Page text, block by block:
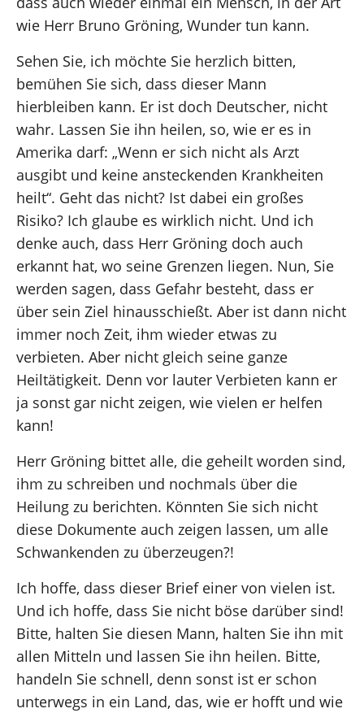
wie Herr Bruno Gröning, Wunder tun kann.
Sehen Sie, ich möchte Sie herzlich bitten,
bemühen Sie sich, dass dieser Mann
hierbleiben kann. Er ist doch Deutscher, nicht
wahr. Lassen Sie ihn heilen, so, wie er es in
Amerika darf: „Wenn er sich nicht als Arzt
ausgibt und keine ansteckenden Krankheiten
heilt“. Geht das nicht? Ist dabei ein großes
Risiko? Ich glaube es wirklich nicht. Und ich
denke auch, dass Herr Gröning doch auch
erkannt hat, wo seine Grenzen liegen. Nun, Sie
werden sagen, dass Gefahr besteht, dass er
über sein Ziel hinausschießt. Aber ist dann nicht
immer noch Zeit, ihm wieder etwas zu
verbieten. Aber nicht gleich seine ganze
Heiltätigkeit. Denn vor lauter Verbieten kann er
ja sonst gar nicht zeigen, wie vielen er helfen
kann!
Herr Gröning bittet alle, die geheilt worden sind,
ihm zu schreiben und nochmals über die
Heilung zu berichten. Könnten Sie sich nicht
diese Dokumente auch zeigen lassen, um alle
Schwankenden zu überzeugen?!
Ich hoffe, dass dieser Brief einer von vielen ist.
Und ich hoffe, dass Sie nicht böse darüber sind!
Bitte, halten Sie diesen Mann, halten Sie ihn mit
allen Mitteln und lassen Sie ihn heilen. Bitte,
handeln Sie schnell, denn sonst ist er schon
unterwegs in ein Land, das, wie er hofft und wie